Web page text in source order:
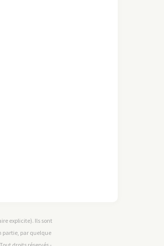
explicite). Ils sont
partie, par quelque